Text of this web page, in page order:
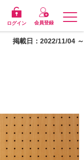
ログイン 会員登録
掲載日：2022/11/04 ～